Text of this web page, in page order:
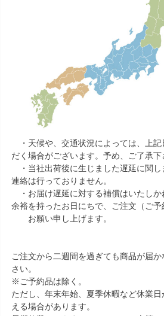
・天候や、交通状況によっては、上記
だく場合がございます。予め、ご了承下
・当社出荷後に生じました遅延に関し
連絡は行っておりません。
・お届け遅延に対する補償はいたしか
余裕を持ったお日にちで、ご注文（ご予
お願い申し上げます。
ご注文から二週間を過ぎても商品が届
さい。
※ご予約品は除く。
ただし、年末年始、夏季休暇など休業
える場合があります。